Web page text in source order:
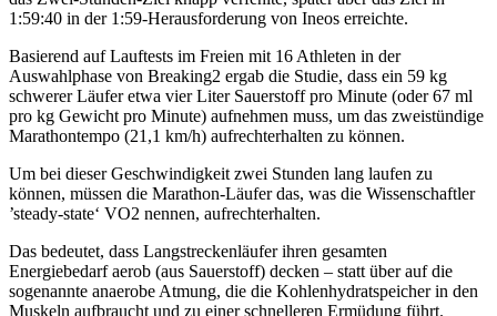
1:59:40 in der 1:59-Herausforderung von Ineos erreichte.
Basierend auf Lauftests im Freien mit 16 Athleten in der
Auswahlphase von Breaking2 ergab die Studie, dass ein 59 kg
schwerer Läufer etwa vier Liter Sauerstoff pro Minute (oder 67 ml
pro kg Gewicht pro Minute) aufnehmen muss, um das zweistündige
Marathontempo (21,1 km/h) aufrechterhalten zu können.
Um bei dieser Geschwindigkeit zwei Stunden lang laufen zu
können, müssen die Marathon-Läufer das, was die Wissenschaftler
’steady-state‘ VO2 nennen, aufrechterhalten.
Das bedeutet, dass Langstreckenläufer ihren gesamten
Energiebedarf aerob (aus Sauerstoff) decken – statt über auf die
sogenannte anaerobe Atmung, die die Kohlenhydratspeicher in den
Muskeln aufbraucht und zu einer schnelleren Ermüdung führt.